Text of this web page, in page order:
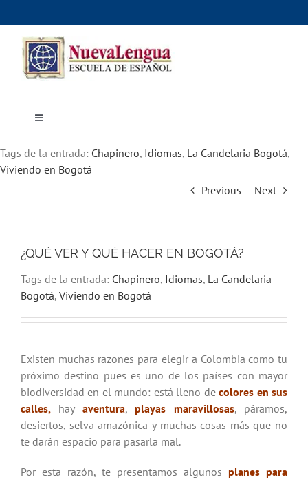
to
content
Toggle
Cursos
Dónde estudiar
Actividades culturales
Tags de la entrada: Chapinero, Idiomas, La Candelaria Bogotá,
Viviendo en Bogotá
Previous
Next
¿QUÉ VER Y QUÉ HACER EN BOGOTÁ?
Tags de la entrada: Chapinero, Idiomas, La Candelaria
Bogotá, Viviendo en Bogotá
Existen muchas razones para elegir a Colombia como tu
próximo destino pues es uno de los países con mayor
biodiversidad en el mundo: está lleno decolores en sus
calles,hay aventura,playas maravillosas, páramos,
desiertos, selva amazónica y muchas cosas más que no
te darán espacio para pasarla mal.
Por esta razón, te presentamos algunosplanes para